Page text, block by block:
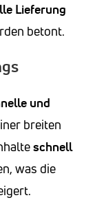
Lieferung
betont.
und
breiten
schnell
was die